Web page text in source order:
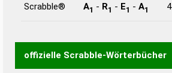
Scrabble® A1 - R1 - E1 - A1 4
offizielle Scrabble-Wörterbücher